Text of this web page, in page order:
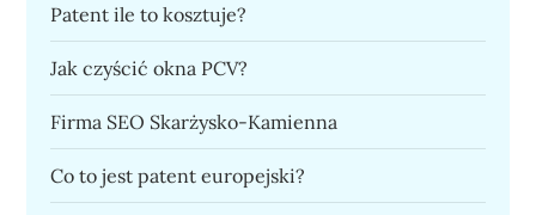
Patent ile to kosztuje?
Jak czyścić okna PCV?
Firma SEO Skarżysko-Kamienna
Co to jest patent europejski?